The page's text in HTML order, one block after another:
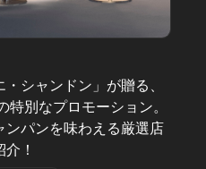
シャンドン」が贈る、
特別なプロモーション。
ンパンを味わえる厳選店
！